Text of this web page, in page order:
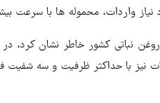
واردات، محموله ها با سرعت
نباتی کشور خاطر نشان کرد،
نیز با حداکثر ظرفیت و سه
هماهنگی محور مقاومت،